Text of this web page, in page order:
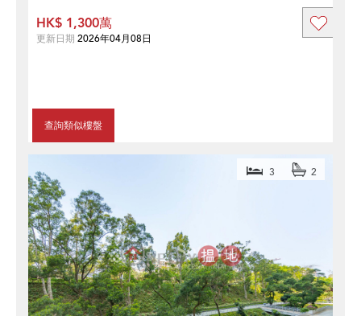
查詢類似樓盤
HK$ 1,300萬
更新日期 2026年04月08日
3 2